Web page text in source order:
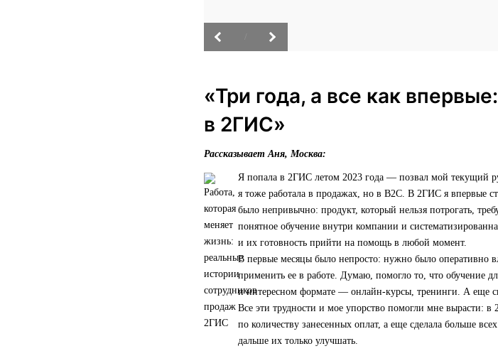
«Три года, а все как
в 2ГИС»
Рассказывает Аня, Москва:
Я попала в 2ГИС летом 2023 года — позвал мой текущий
я тоже работала в продажах, но в B2C. В 2ГИС я впервые
было непривычно: продукт, который нельзя потрогать,
понятное обучение внутри компании и
и их готовность прийти на помощь в любой момент.
В первые месяцы было непросто: нужно было оперативно
применить ее в работе. Думаю, помогло то, что обучение
и интересном формате — онлайн-курсы, тренинги. А еще
Все эти трудности и мое упорство помогли мне вырасти:
по количеству занесенных оплат, а еще сделала больше
дальше их только улучшать.